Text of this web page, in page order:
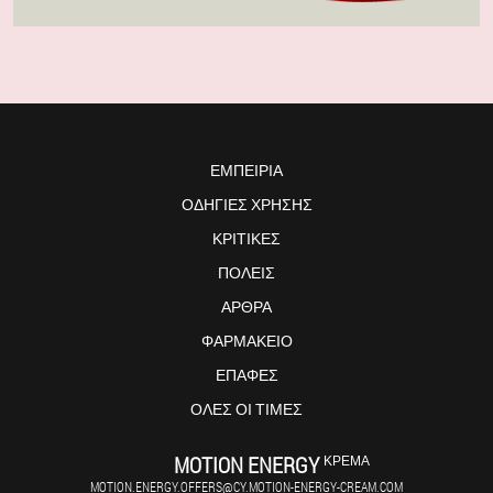
ΕΜΠΕΙΡΊΑ
ΟΔΗΓΊΕΣ ΧΡΉΣΗΣ
ΚΡΙΤΙΚΈΣ
ΠΌΛΕΙΣ
ΆΡΘΡΑ
ΦΑΡΜΑΚΕΊΟ
ΕΠΑΦΈΣ
ΌΛΕΣ ΟΙ ΤΙΜΈΣ
MOTION ENERGY ΚΡΈΜΑ
MOTION.ENERGY.OFFERS@CY.MOTION-ENERGY-CREAM.COM